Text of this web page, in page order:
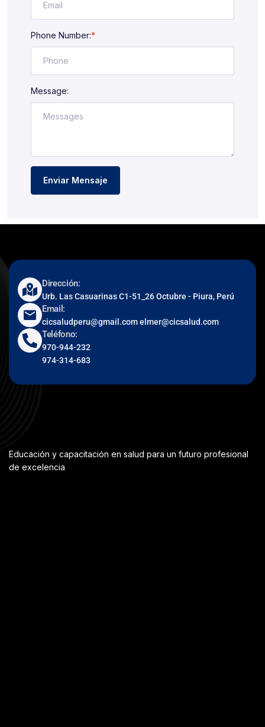
Phone Number:*
Message:
Enviar Mensaje
Dirección:
Urb. Las Casuarinas C1-51_26 Octubre - Piura, Perú
Email:
cicsaludperu@gmail.com elmer@cicsalud.com
Teléfono:
970-944-232
974-314-683
Educación y capacitación en salud para un futuro profesional
de excelencia